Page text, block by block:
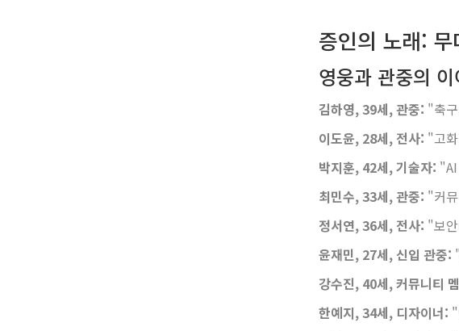
증인의 노래: 무
영웅과 관중의 이
김하영, 39세, 관중: "축
이도윤, 28세, 전사: "고
박지훈, 42세, 기술자:
최민수, 33세, 관중: "커
정서연, 36세, 전사: "보
윤재민, 27세, 신입 관중:
강수진, 40세, 커뮤니티
한예지, 34세, 디자이너: